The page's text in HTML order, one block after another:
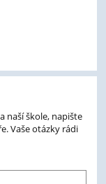
naší škole, napište
Vaše otázky rádi